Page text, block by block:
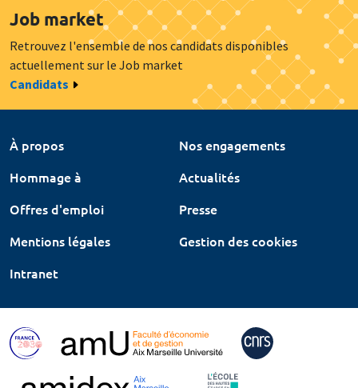
Job market
Retrouvez l'ensemble de nos candidats disponibles
actuellement sur le Job market
Candidats
À propos
Nos engagements
Hommage à
Actualités
Offres d'emploi
Presse
Mentions légales
Gestion des cookies
Intranet